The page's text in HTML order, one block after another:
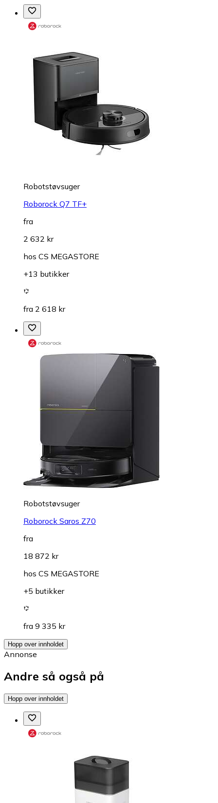
Robotstøvsuger
Roborock Q7 TF+
fra
2 632 kr
hos CS MEGASTORE
+13 butikker
fra 2 618 kr
Robotstøvsuger
Roborock Saros Z70
fra
18 872 kr
hos CS MEGASTORE
+5 butikker
fra 9 335 kr
Hopp over innholdet
Annonse
Andre så også på
Hopp over innholdet